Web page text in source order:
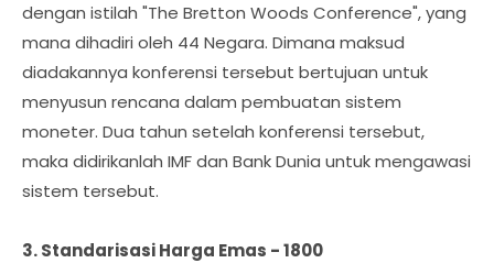
dengan istilah "The Bretton Woods Conference", yang
mana dihadiri oleh 44 Negara. Dimana maksud
diadakannya konferensi tersebut bertujuan untuk
menyusun rencana dalam pembuatan sistem
moneter. Dua tahun setelah konferensi tersebut,
maka didirikanlah IMF dan Bank Dunia untuk mengawasi
sistem tersebut.
3. Standarisasi Harga Emas - 1800